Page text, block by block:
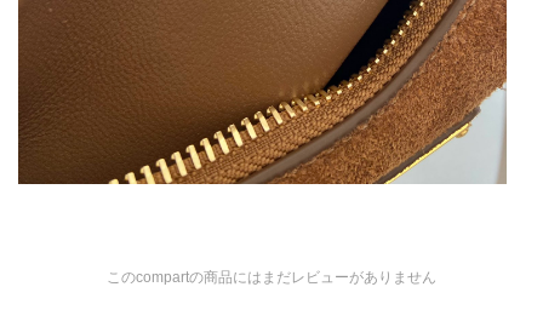
このcompartの商品にはまだレビューがありません